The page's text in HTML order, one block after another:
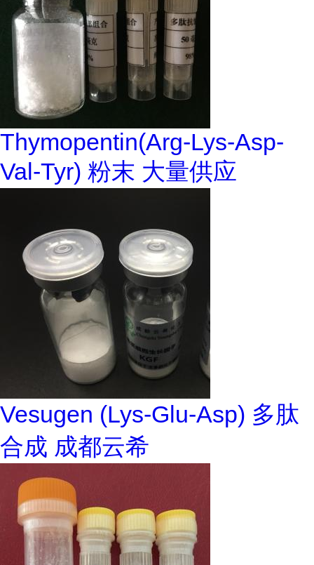
Thymopentin(Arg-Lys-Asp-
Val-Tyr) 粉末 大量供应
Vesugen (Lys-Glu-Asp) 多肽
合成 成都云希